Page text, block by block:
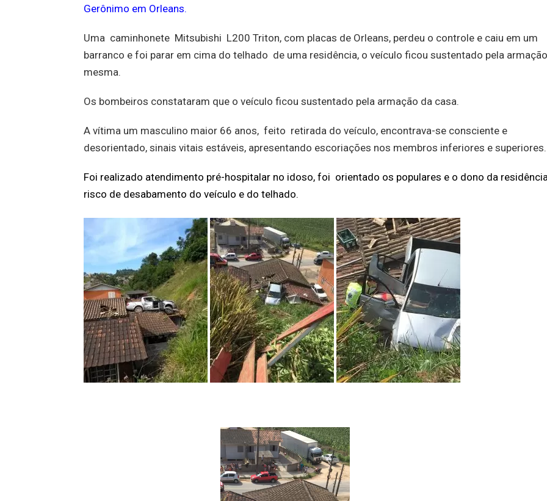
Gerônimo em Orleans.
Uma caminhonete Mitsubishi L200 Triton, com placas de Orleans, perdeu o controle e caiu em um
barranco e foi parar em cima do telhado de uma residência, o veículo ficou sustentado pela
mesma.
Os bombeiros constataram que o veículo ficou sustentado pela armação da casa.
A vítima um masculino maior 66 anos, feito retirada do veículo, encontrava-se consciente e
desorientado, sinais vitais estáveis, apresentando escoriações nos membros inferiores e superiores.
Foi realizado atendimento pré-hospitalar no idoso, foi orientado os populares e o dono da
risco de desabamento do veículo e do telhado.